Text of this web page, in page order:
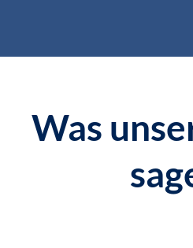
Was